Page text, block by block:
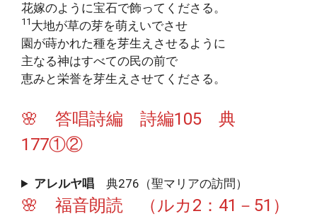
花嫁のように宝石で飾ってくださる。
11 大地が草の芽を萌えいでさせ
園が蒔かれた種を芽生えさせるように
主なる神はすべての民の前で
恵みと栄誉を芽生えさせてくださる。
🌸 答唱詩編 詩編105 典
177①②
アレルヤ唱 典276（聖マリアの訪問）
🌸 福音朗読 （ルカ2：41－51）